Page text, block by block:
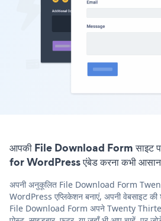
आपकी File Download Form साइट
for WordPress एंबेड करना कभी आसान
अपनी अनुकूलित File Download Form
WordPress एप्लिकेशन बनाएं, अपनी वेबसाइट
File Download Form अपने Twenty